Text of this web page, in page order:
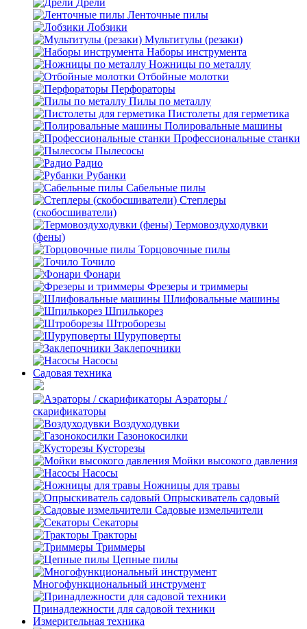
Дрели
Ленточные пилы
Лобзики
Мультитулы (резаки)
Наборы инструмента
Ножницы по металлу
Отбойные молотки
Перфораторы
Пилы по металлу
Пистолеты для герметика
Полировальные машины
Профессиональные станки
Пылесосы
Радио
Рубанки
Сабельные пилы
Степлеры
(скобосшиватели)
Термовоздуходувки
(фены)
Торцовочные пилы
Точило
Фонари
Фрезеры и триммеры
Шлифовальные машины
Шпилькорез
Штроборезы
Шуруповерты
Заклепочники
Насосы
Садовая техника
Аэраторы /
скарификаторы
Воздуходувки
Газонокосилки
Кусторезы
Мойки высокого давления
Насосы
Ножницы для травы
Опрыскиватель садовый
Садовые измельчители
Секаторы
Тракторы
Триммеры
Цепные пилы
Многофункциональный инструмент
Принадлежности для садовой техники
Измерительная техника